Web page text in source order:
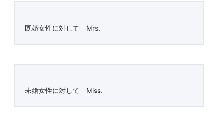
既婚女性に対して Mrs.
未婚女性に対して Miss.